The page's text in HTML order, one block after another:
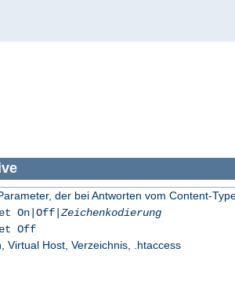
der bei Antworten vom Content-
On|Off|Zeichenkodierung
Off
Virtual Host, Verzeichnis, .htaccess